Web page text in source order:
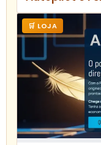
🛒 LOJA